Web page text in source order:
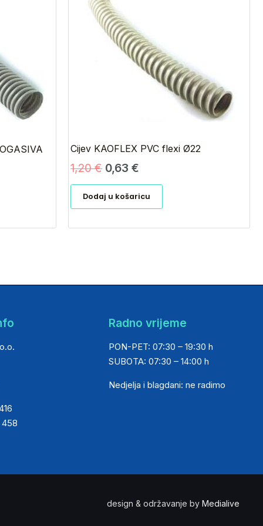
Cijev KAOFLEX PVC flexi Ø22
1,20€
bila
je:
1,20 €.
0,63€
Dodaj u košaricu
Radno vrijeme
PON-PET: 07:30 – 19:30 h
SUBOTA: 07:30 – 14:00 h
Nedjelja i blagdani: ne radimo
design & održavanje by Medialive